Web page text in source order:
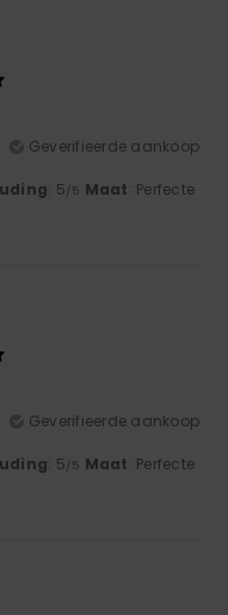
Geverifieerde aankoop
: 5/5 Maat: Perfecte
Geverifieerde aankoop
: 5/5 Maat: Perfecte